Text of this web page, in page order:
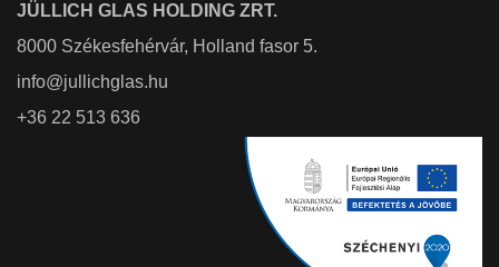
JÜLLICH GLAS HOLDING ZRT.
8000 Székesfehérvár, Holland fasor 5.
info@jullichglas.hu
+36 22 513 636